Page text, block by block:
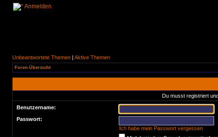
Anmelden
Unbeantwortete Themen | Aktive Themen
Foren-Übersicht
Du musst registriert
Benutzername:
Passwort:
Ich habe mein Passwort vergessen